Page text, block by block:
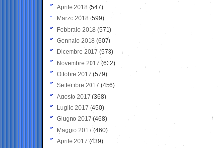
Aprile 2018 (547)
Marzo 2018 (599)
Febbraio 2018 (571)
Gennaio 2018 (607)
Dicembre 2017 (578)
Novembre 2017 (632)
Ottobre 2017 (579)
Settembre 2017 (456)
Agosto 2017 (368)
Luglio 2017 (450)
Giugno 2017 (468)
Maggio 2017 (460)
Aprile 2017 (439)